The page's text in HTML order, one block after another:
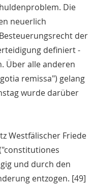
Die
neuerlich
der
definiert -
Über alle anderen
remissa") gelang
wurde darüber
Westfälischer Friede
und durch den
entzogen. [49]